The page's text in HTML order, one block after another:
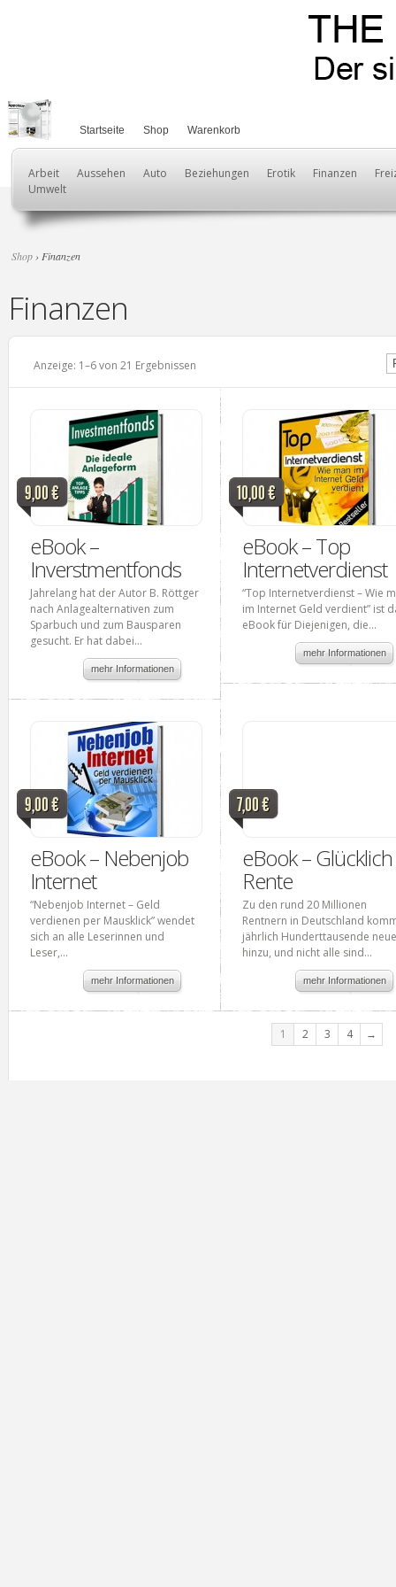
Startseite Shop Warenkorb
Arbeit Aussehen Auto Beziehungen Erotik Finanzen
Umwelt
Shop › Finanzen
Finanzen
Anzeige: 1–6 von 21 Ergebnissen
9,00 €
eBook –
Inverstmentfonds
Jahrelang hat der Autor B. Röttger
nach Anlagealternativen zum
Sparbuch und zum Bausparen
gesucht. Er hat dabei...
mehr Informationen
10,00 €
eBook – Top
Internetverdienst
“Top Internetverdienst – Wie
im Internet Geld verdient” ist
eBook für Diejenigen, die...
mehr Informationen
9,00 €
eBook – Nebenjob
Internet
“Nebenjob Internet – Geld
verdienen per Mausklick” wendet
sich an alle Leserinnen und
Leser,...
mehr Informationen
7,00 €
eBook –
Rente
Zu den rund 20 Millionen
Rentnern in Deutschland
jährlich Hunderttausende neue
hinzu, und nicht alle sind...
mehr Informationen
1 2 3 4 →